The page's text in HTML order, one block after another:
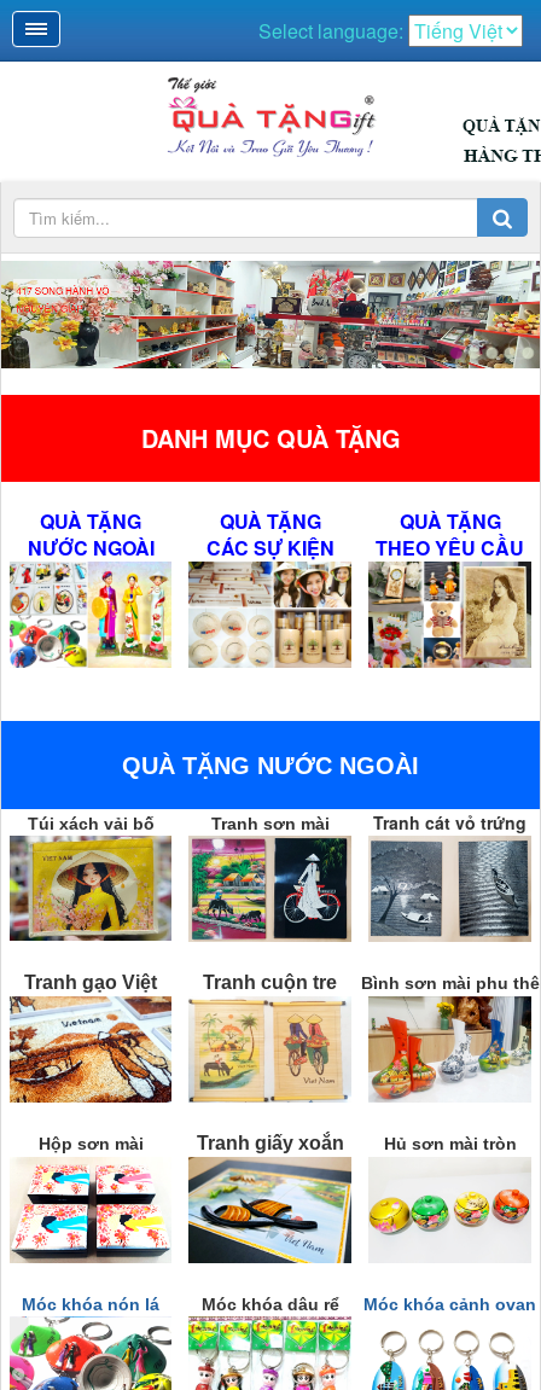
Select language:
DANH MỤC QUÀ TẶNG
QUÀ TẶNG
NƯỚC NGOÀI
QUÀ TẶNG
CÁC SỰ KIỆN
QUÀ TẶNG
THEO YÊU CẦU
QUÀ TẶNG NƯỚC NGOÀI
Túi xách vải bố Tranh sơn mài Tranh cát vỏ trứng
Tranh gạo Việt Tranh cuộn tre Bình sơn mài phu thê
Hộp sơn mài Tranh giấy xoắn Hủ sơn mài tròn
Móc khóa nón lá Móc khóa dâu rể Móc khóa cảnh ovan